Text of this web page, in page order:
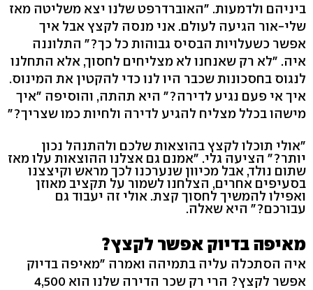
ביניהם ולדמעות. "האוברדרפט שלנו יצא משליטה מאז
שלי-אור הגיעה לעולם. אני מנסה לקצץ אבל איך
אפשר כשעלויות הבסיס גבוהות כל כך?" התלוננה
איה. "לא רק שאנחנו לא מצליחים לחסוך, אלא התחלנו
לנגוס בחסכונות שכבר היו לנו כדי להקטין את המינוס.
איך אי פעם נגיע לדירה?" היא תהתה, והוסיפה "איך
מישהו בכלל מצליח להגיע לדירה ולחיות כמו שצריך?"
"אולי תוכלו לקצץ בהוצאות שלכם ולהתנהל נכון
יותר?" הציעה גלי. "אמנם גם אצלנו ההוצאות עלו מאז
שתום נולד, אבל מכיוון שנערכנו לכך מראש וקיצצנו
בסעיפים אחרים, הצלחנו לשמור על תקציב מאוזן
ואפילו להמשיך לחסוך קצת. אולי זה יעבוד גם
עבורכם?" היא שאלה.
מאיפה בדיוק אפשר לקצץ?
איה הסתכלה עליה בתמיהה ואמרה "מאיפה בדיוק
אפשר לקצץ? הרי רק שכר הדירה שלנו הוא 4,500